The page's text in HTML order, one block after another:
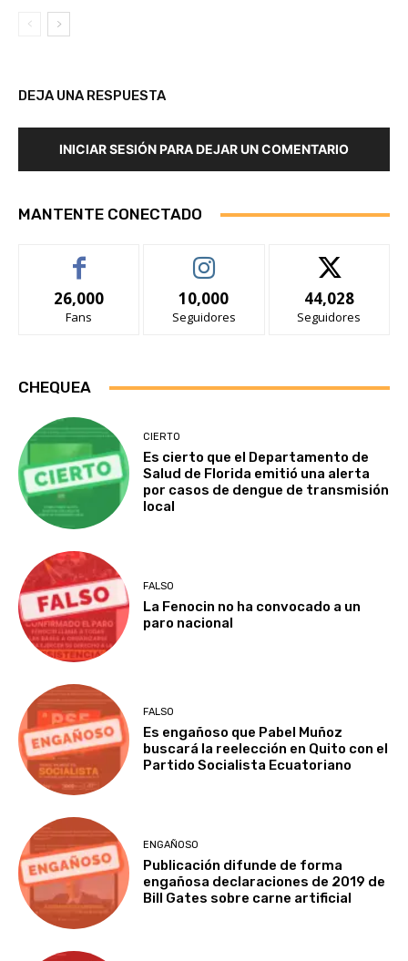
DEJA UNA RESPUESTA
INICIAR SESIÓN PARA DEJAR UN COMENTARIO
MANTENTE CONECTADO
26,000
Fans
10,000
Seguidores
44,028
Seguidores
CHEQUEA
CIERTO
Es cierto que el Departamento de
Salud de Florida emitió una alerta
por casos de dengue de transmisión
local
FALSO
La Fenocin no ha convocado a un
paro nacional
FALSO
Es engañoso que Pabel Muñoz
buscará la reelección en Quito con el
Partido Socialista Ecuatoriano
ENGAÑOSO
Publicación difunde de forma
engañosa declaraciones de 2019 de
Bill Gates sobre carne artificial